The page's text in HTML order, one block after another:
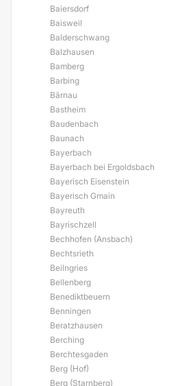
Baiersdorf
Baisweil
Balderschwang
Balzhausen
Bamberg
Barbing
Bärnau
Bastheim
Baudenbach
Baunach
Bayerbach
Bayerbach bei Ergoldsbach
Bayerisch Eisenstein
Bayerisch Gmain
Bayreuth
Bayrischzell
Bechhofen (Ansbach)
Bechtsrieth
Beilngries
Bellenberg
Benediktbeuern
Benningen
Beratzhausen
Berching
Berchtesgaden
Berg (Hof)
Berg (Starnberg)